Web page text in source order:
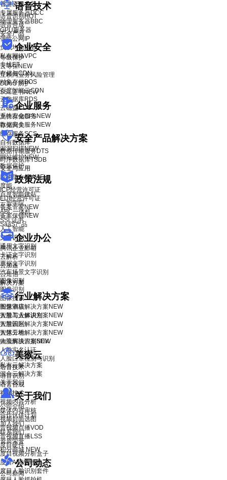
语音技术
语音识别 HOT
语音合成
安全产品
企业安全
等级保护
云等保NEW
互联网业务风险管理
DDoS 防护
SSL证书NEW
企业服务
系统安全服务NEW
数据安全服务 NEW
安全产品解决方案
漏洞扫描NEW
网站维护NEW
数据保护
政策法规
ICP经营许可证
EDI经营许可证
备案管家NEW
备案保镖NEW
SaaS产品
企业办公
腾讯企业邮箱
云解析
云加速
云短信
解决方案
行业解决方案
智慧酒店解决方案 NEW
智慧工业解决方案 NEW
智慧园区解决方案 NEW
智慧工地解决方案 NEW
物流解决方案NEW
美猴云
私有云解决方案
混合云解决方案
关于我们
关于我们
公司介绍
合作伙伴计划
加入我们
联系我们
资质荣誉
积分商城 NEW
公司动态
公司新闻
香港云服务器
专属服务器DCC
物理服务器BBC
GPU服务器
弹性公网IP
负载均衡BLB
私有网络VPC
专线ET
存储与CDN
对象存储BOS
百度智能云CDN
云数据库RDS
云磁盘CDS
文件存储CFS
存储网关
缓存服务SCS
自有数据库
数据传输服务DTS
时序数据库TSDB
安全与应用
应用防火墙WAF
度能
百度智能建站
云智学院
ABC一体机
SSL证书
人工智能
文字识别
通用文字识别
卡证文字识别
票据文字识别
汽车场景文字识别
图像识别
图像识别
图像搜索
图像审核
人脸与人体识别
人脸识别
人体分析
人脸离线识别SDK
人脸实名认证
人脸口罩检测与识别
语音技术
语音识别
语音合成
视频技术
视频内容分析
媒体内容审核
视频封面选图
音视频点播VOD
音视频直播LSS
度目硬件
度目视频分析盒子
度目AI镜头模组
度目人脸识别套件